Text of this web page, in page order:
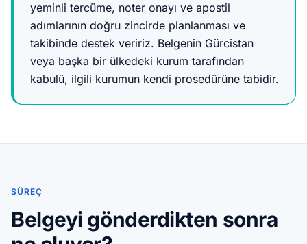
yeminli tercüme, noter onayı ve apostil
adımlarının doğru zincirde planlanması ve
takibinde destek veririz. Belgenin Gürcistan
veya başka bir ülkedeki kurum tarafından
kabulü, ilgili kurumun kendi prosedürüne tabidir.
SÜREÇ
Belgeyi gönderdikten sonra